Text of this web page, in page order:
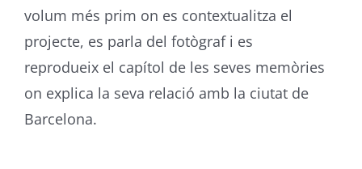
volum més prim on es contextualitza el
projecte, es parla del fotògraf i es
reprodueix el capítol de les seves memòries
on explica la seva relació amb la ciutat de
Barcelona.